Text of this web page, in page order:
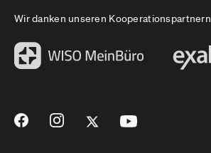
Wir danken unseren Kooperationspartnern